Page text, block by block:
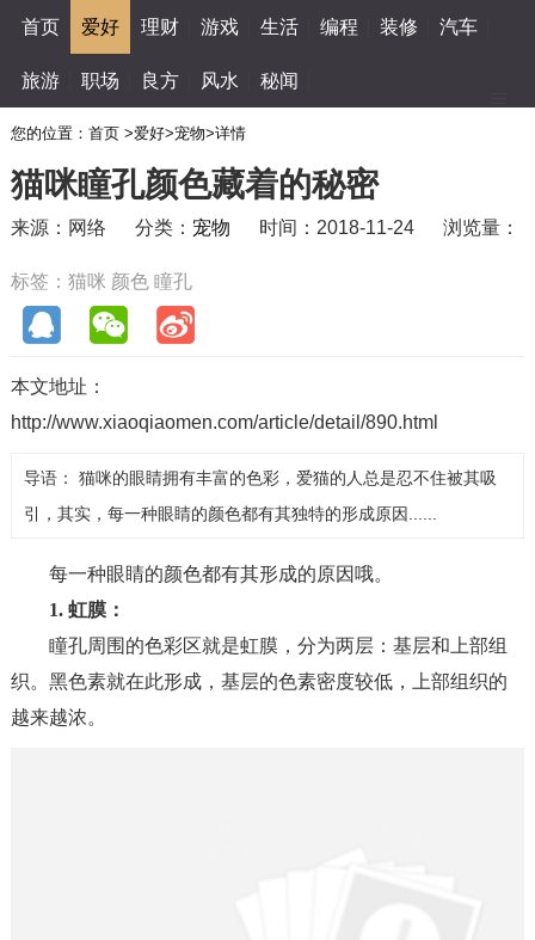
首页 爱好 理财 游戏 生活 编程 装修 汽车
旅游 职场 良方 风水 秘闻
您的位置： 首页 >爱好>宠物>详情
猫咪瞳孔颜色藏着的秘密
来源：网络 分类： 宠物 时间：2018-11-24 浏览量：
标签： 猫咪 颜色 瞳孔
本文地址：
http://www.xiaoqiaomen.com/article/detail/890.html
导语： 猫咪的眼睛拥有丰富的色彩，爱猫的人总是忍不住被其吸
引，其实，每一种眼睛的颜色都有其独特的形成原因......
每一种眼睛的颜色都有其形成的原因哦。
1. 虹膜：
瞳孔周围的色彩区就是虹膜，分为两层：基层和上部组
织。黑色素就在此形成，基层的色素密度较低，上部组织的
越来越浓。